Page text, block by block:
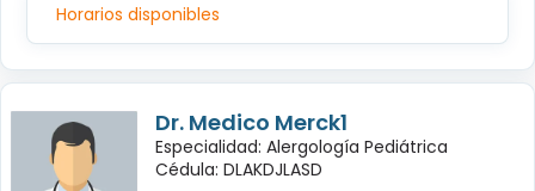
Horarios disponibles
Dr. Medico Merck1
Especialidad: Alergología Pediátrica
Cédula: DLAKDJLASD